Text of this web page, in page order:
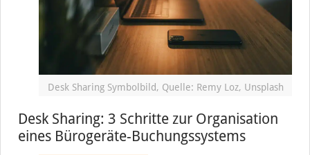
Desk Sharing Symbolbild, Quelle: Remy Loz, Unsplash
Desk Sharing: 3 Schritte zur Organisation
eines Bürogeräte-Buchungssystems